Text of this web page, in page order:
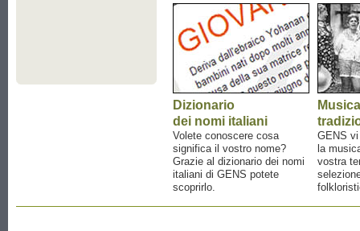
Dizionario
dei nomi italiani
Volete conoscere cosa
significa il vostro nome?
Grazie al dizionario dei nomi
italiani di GENS potete
scoprirlo.
Musica
GENS
la
vostra